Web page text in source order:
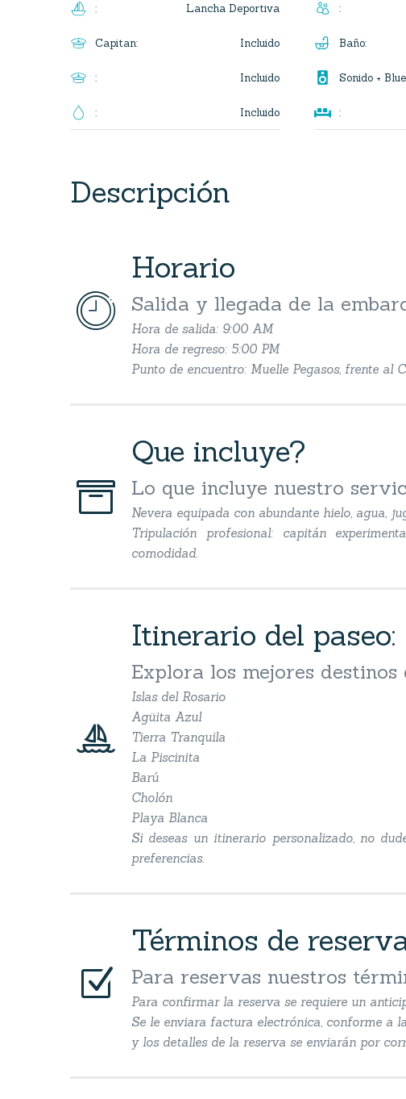
: Lancha Deportiva
Capitan: Incluido
: Incluido
: Incluido
:
Baño:
 Sonido +
 :
Descripción


Horario
Salida y llegada de la
Hora de salida: 9:00 AM
Hora de regreso: 5:00 PM
Punto de encuentro: Muelle Pegasos, frente al


Que incluye?
Lo que incluye nuestro
Nevera equipada con abundante hielo, agua,
Tripulación profesional: capitán
comodidad.


Itinerario del paseo:
Explora los mejores
Islas del Rosario
Agüita Azul
Tierra Tranquila
La Piscinita
Barú
Cholón
Playa Blanca
Si deseas un itinerario personalizado, no
preferencias.
Z
Z
Términos de
Para reservas nuestros
Para confirmar la reserva se requiere un
Se le enviara factura electrónica, conforme a
y los detalles de la reserva se enviarán por